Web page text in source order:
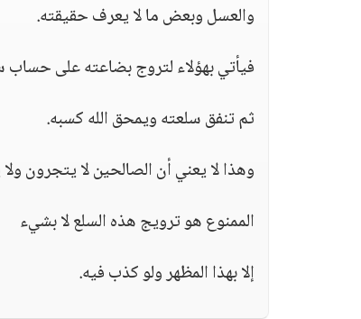
والعسل وبعض ما لا يعرف حقيقته.
فيأتي بهؤلاء لتروج بضاعته على حساب
ثم تنفق سلعته ويمحق الله كسبه.
وهذا لا يعني أن الصالحين لا يتجرون
الممنوع هو ترويج هذه السلع لا بشيء
إلا بهذا المظهر ولو كذب فيه.